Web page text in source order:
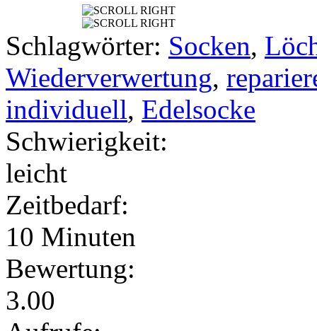
Schlagwörter: Socken,
Wiederverwertung,
individuell, Edelsocke
Schwierigkeit:
leicht
Zeitbedarf:
10 Minuten
Bewertung:
3.00